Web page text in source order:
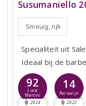
Susumaniello
Smeuïg, rijk
Specialiteit uit
Ideaal bij de
92
Luca
Maroni
2024
14
Perswijn
2022